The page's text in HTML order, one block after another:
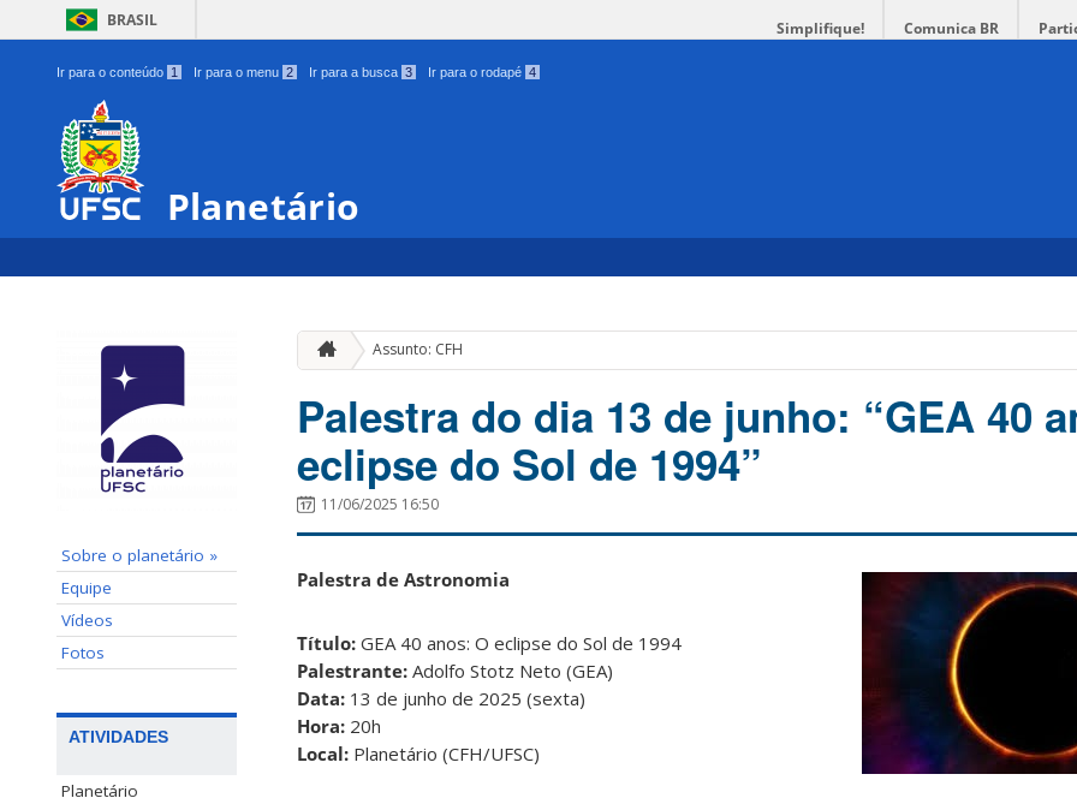
BRASIL Simplifique! Comunica BR
Ir para o conteúdo 1 Ir para o menu 2 Ir para a busca 3 Ir para o rodapé 4
Planetário
Sobre o planetário »
Equipe
Vídeos
Fotos
ATIVIDADES
Planetário
Assunto: CFH
Palestra do dia 13 de junho: “GEA 40
eclipse do Sol de 1994”
11/06/2025 16:50
Palestra de Astronomia
Título: GEA 40 anos: O eclipse do Sol de 1994
Palestrante: Adolfo Stotz Neto (GEA)
Data: 13 de junho de 2025 (sexta)
Hora: 20h
Local: Planetário (CFH/UFSC)